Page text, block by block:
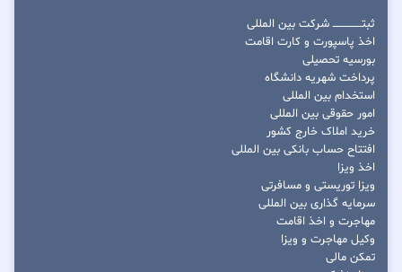
ثبتــــــــــــــــ شرکت بین المللی
اخذ پاسپورت و کارت اقامت
بورسیه تحصیلی
پرداخت شهریه دانشگاه
استخدام بین المللی
امور حقوقی بین المللی
خرید املاک خارج کشور
افتتاح حساب بانکی بین المللی
اخذ ویزا
ویزا توریستی و مسافرتی
سرمایه گذاری بین المللی
مهاجرت و اخذ اقامت
وکیل مهاجرت و ویزا
تمکن مالی